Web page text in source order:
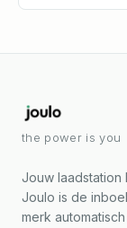
the power is you
Jouw
Joulo is de
merk